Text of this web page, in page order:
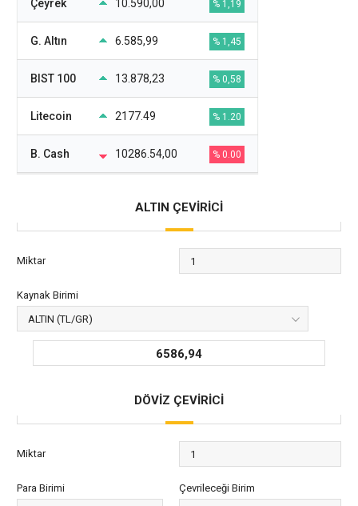
Çeyrek 10.590,00 % 1,19
G. Altın 6.585,99 % 1,45
BIST 100 13.878,23 % 0,58
Litecoin 2177.49 % 1.20
B. Cash 10286.54,00 % 0.00
ALTIN ÇEVİRİCİ
Miktar
Kaynak Birimi
6586,94
DÖVİZ ÇEVİRİCİ
Miktar
Para Birimi Çevrileceği Birim